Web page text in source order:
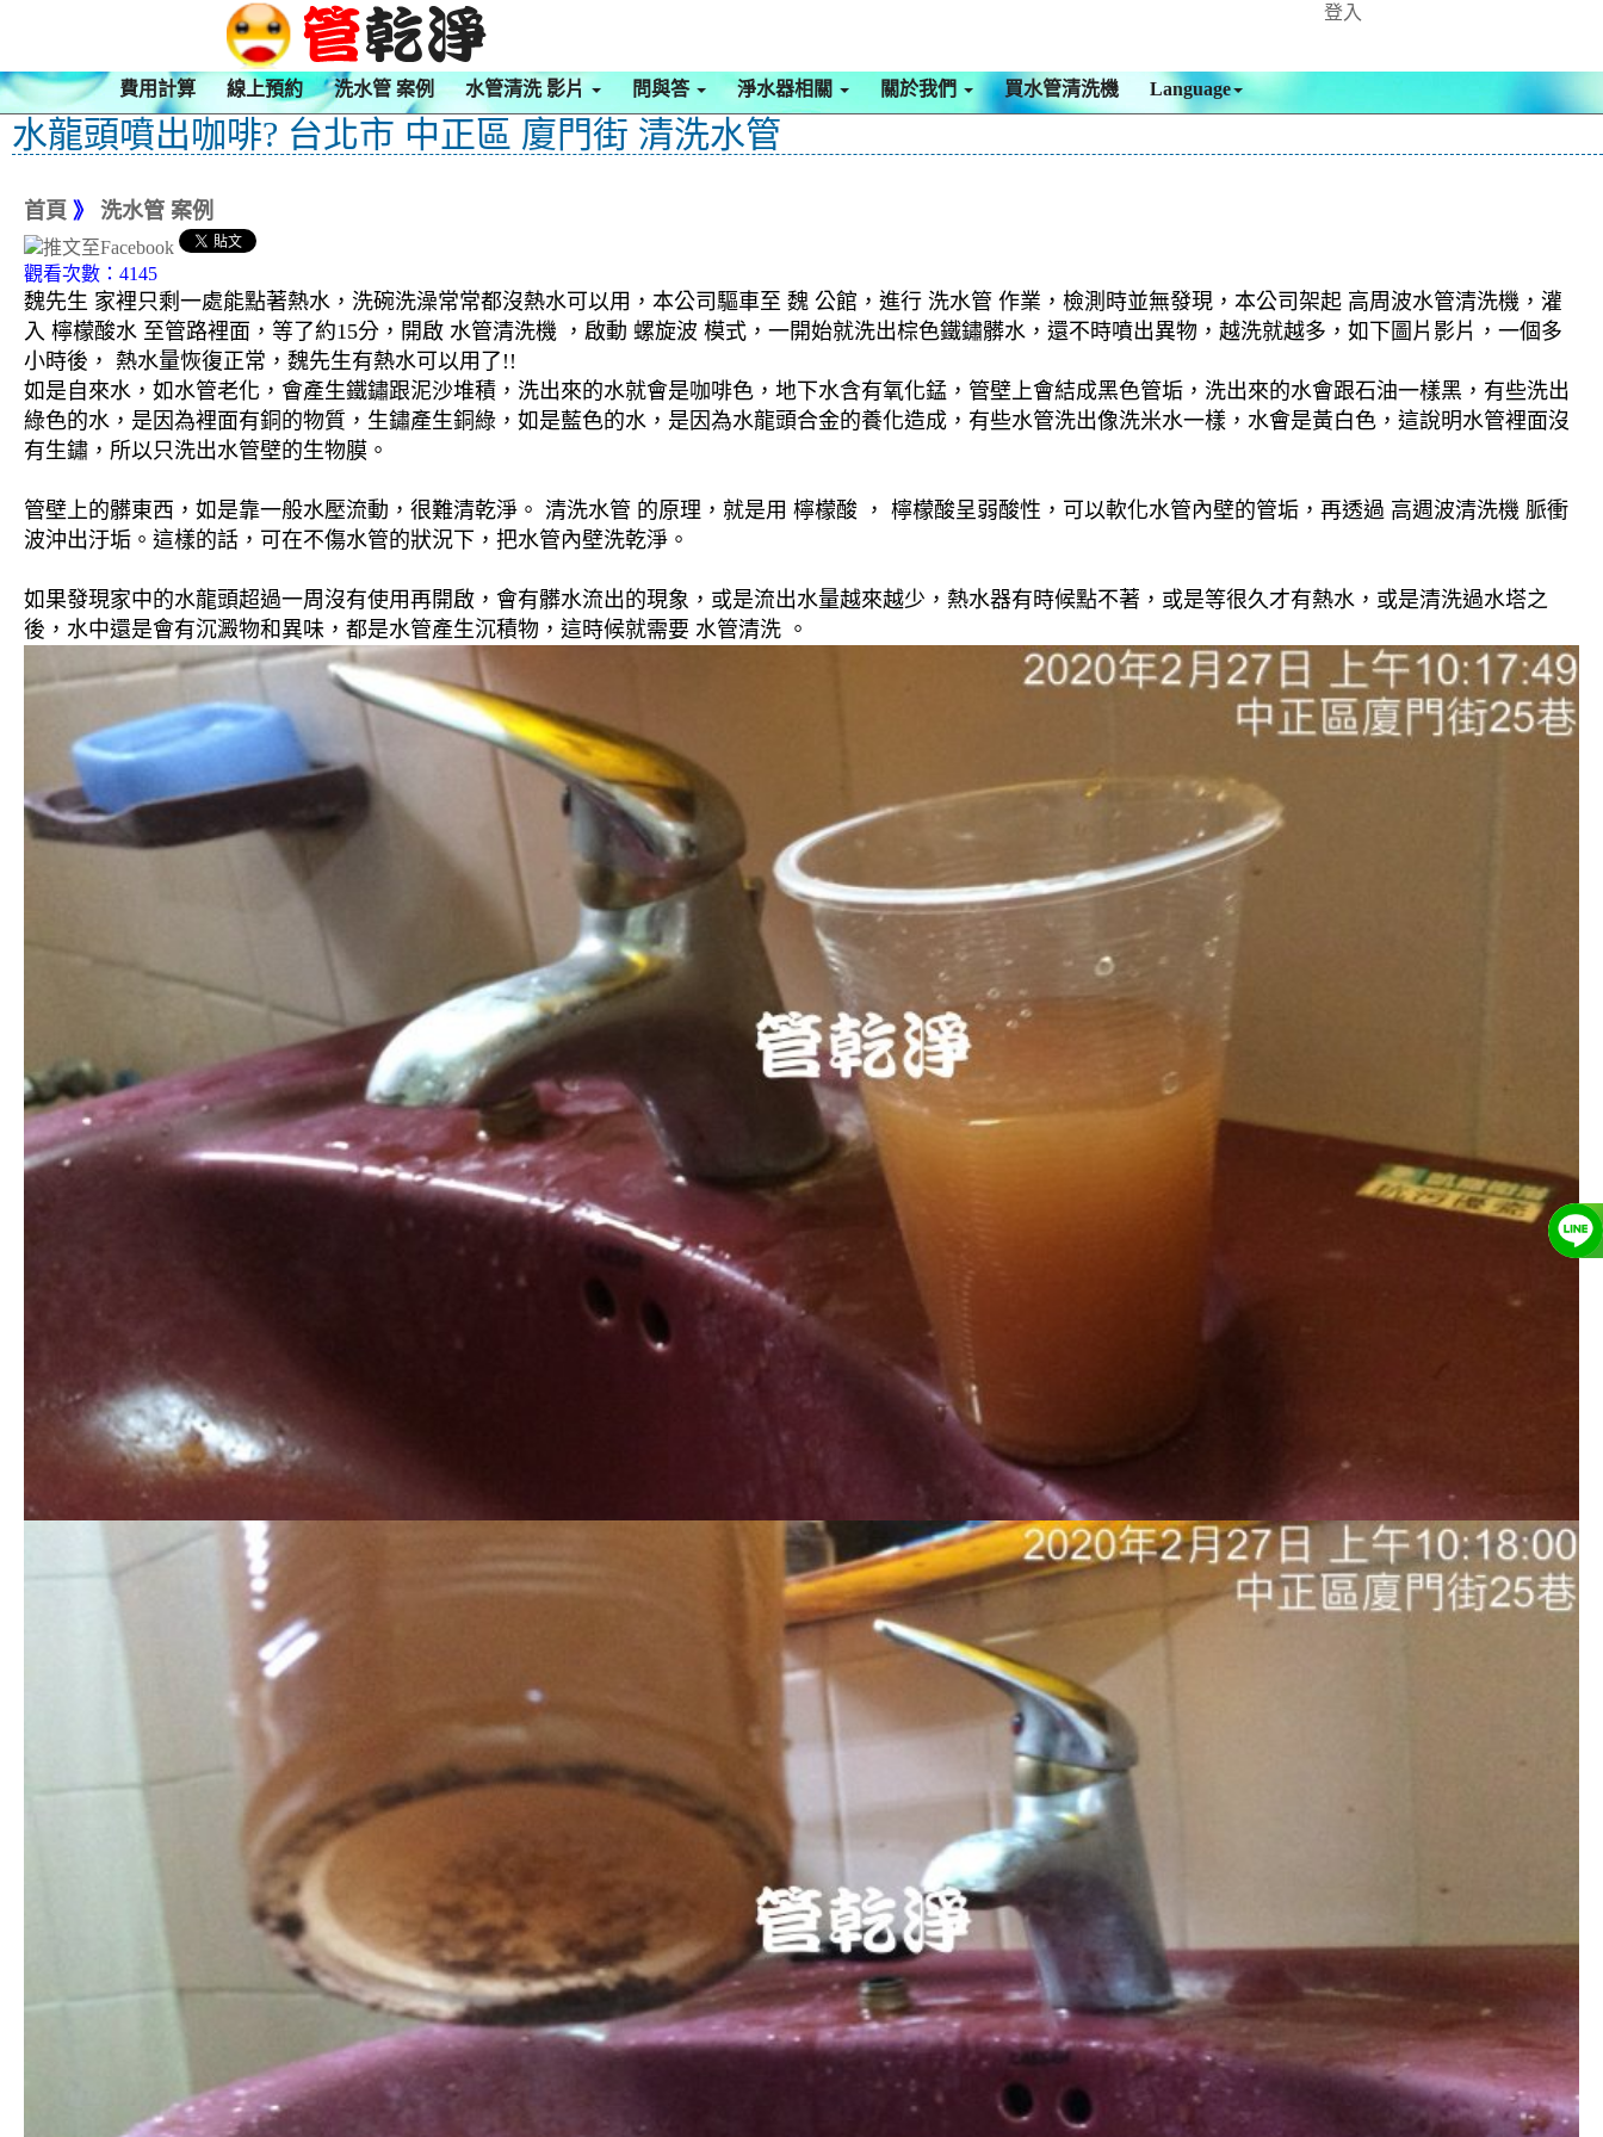
登入
費用計算 線上預約 洗水管 案例 水管清洗 影片 問與答 淨水器相關 關於我們 買水管清洗機 Language
水龍頭噴出咖啡? 台北市 中正區 廈門街 清洗水管
首頁 》 洗水管 案例
觀看次數：4145
魏先生 家裡只剩一處能點著熱水，洗碗洗澡常常都沒熱水可以用，本公司驅車至 魏 公館，進行 洗水管 作業，檢測時並無發現，本公司架起 高周波水管清洗機，灌
入 檸檬酸水 至管路裡面，等了約15分，開啟 水管清洗機 ，啟動 螺旋波 模式，一開始就洗出棕色鐵鏽髒水，還不時噴出異物，越洗就越多，如下圖片影片，一個多
小時後， 熱水量恢復正常，魏先生有熱水可以用了!!
如是自來水，如水管老化，會產生鐵鏽跟泥沙堆積，洗出來的水就會是咖啡色，地下水含有氧化錳，管壁上會結成黑色管垢，洗出來的水會跟石油一樣黑，有些洗出
綠色的水，是因為裡面有銅的物質，生鏽產生銅綠，如是藍色的水，是因為水龍頭合金的養化造成，有些水管洗出像洗米水一樣，水會是黃白色，這說明水管裡面沒
有生鏽，所以只洗出水管壁的生物膜。
管壁上的髒東西，如是靠一般水壓流動，很難清乾淨。 清洗水管 的原理，就是用 檸檬酸 ， 檸檬酸呈弱酸性，可以軟化水管內壁的管垢，再透過 高週波清洗機 脈衝
波沖出汙垢。這樣的話，可在不傷水管的狀況下，把水管內壁洗乾淨。
如果發現家中的水龍頭超過一周沒有使用再開啟，會有髒水流出的現象，或是流出水量越來越少，熱水器有時候點不著，或是等很久才有熱水，或是清洗過水塔之
後，水中還是會有沉澱物和異味，都是水管產生沉積物，這時候就需要 水管清洗 。